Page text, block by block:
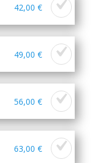
42,00 €
49,00 €
56,00 €
63,00 €